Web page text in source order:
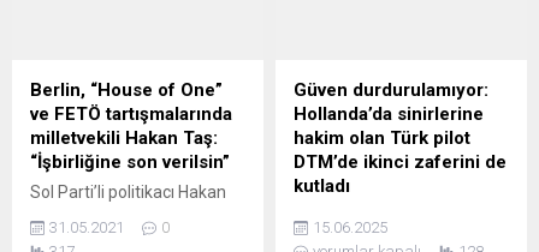
zirvesi öncesi,
Cumhurbaşkanı Erdoğan ile
baş başa uzun bir görüşme
yaptık. Açıklık, saygı ve talep
için” ifadesini kullandı.
Elysee...
protestolarda hayatını
kaybedenlerin fotoğrafları
taşındı. İran yönetimine
karşı sloganların atıldığı
gösteride, Alman
baskı ve yaptırımlar...
Berlin, “House of One”
ve FETÖ tartışmalarında
milletvekili Hakan Taş:
“İşbirliğine son verilsin”
Sol Parti’li politikacı Hakan
öngörülen ve içinde
31.05.2021
0
Güven durdurulamıyor:
Hollanda’da sinirlerine
hakim olan Türk pilot
DTM’de ikinci zaferini de
kutladı
koşullarında etkileyici bir
15.06.2025